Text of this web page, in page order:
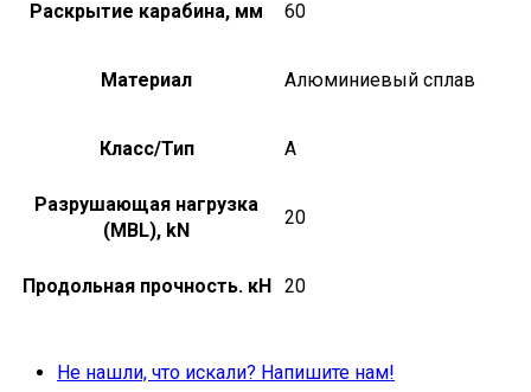
Раскрытие карабина, мм 60
Материал Алюминиевый сплав
Класс/Тип A
Разрушающая нагрузка
(MBL), kN
20
Продольная прочность. кН 20
Не нашли, что искали? Напишите нам!